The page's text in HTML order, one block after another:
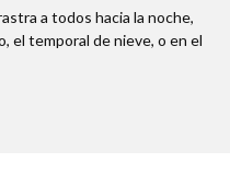
a todos hacia la noche,
el temporal de nieve, o en el